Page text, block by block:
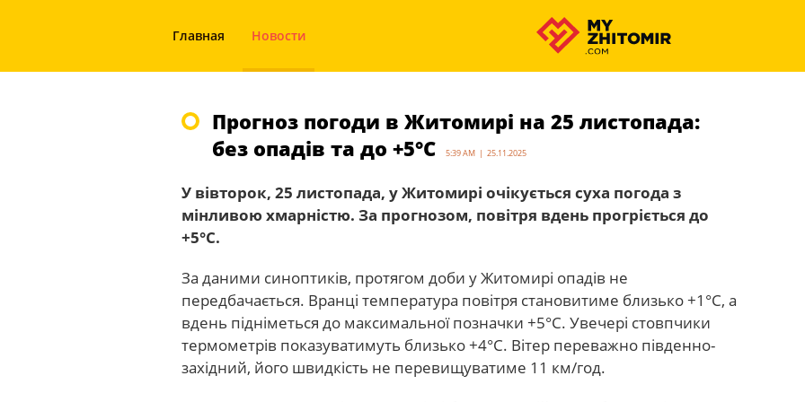
Главная Новости
Прогноз погоди в Житомирі на 25 листопада:
без опадів та до +5°С
5:39 AM | 25.11.2025
У вівторок, 25 листопада, у Житомирі очікується суха погода з
мінливою хмарністю. За прогнозом, повітря вдень прогріється до
+5°С.
За даними синоптиків, протягом доби у Житомирі опадів не
передбачається. Вранці температура повітря становитиме близько +1°С, а
вдень підніметься до максимальної позначки +5°С. Увечері стовпчики
термометрів показуватимуть близько +4°С. Вітер переважно південно-
західний, його швидкість не перевищуватиме 11 км/год.